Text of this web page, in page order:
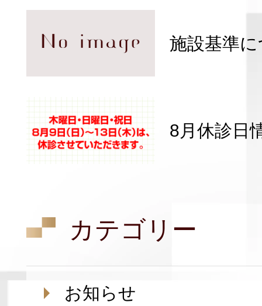
施設基準
8月休診日
カテゴリー
お知らせ